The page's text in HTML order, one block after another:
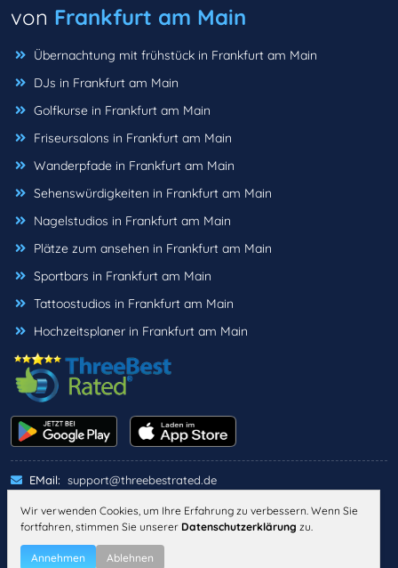
von Frankfurt am Main
Übernachtung mit frühstück in Frankfurt am Main
DJs in Frankfurt am Main
Golfkurse in Frankfurt am Main
Friseursalons in Frankfurt am Main
Wanderpfade in Frankfurt am Main
Sehenswürdigkeiten in Frankfurt am Main
Nagelstudios in Frankfurt am Main
Plätze zum ansehen in Frankfurt am Main
Sportbars in Frankfurt am Main
Tattoostudios in Frankfurt am Main
Hochzeitsplaner in Frankfurt am Main
EMail: support@threebestrated.de
IMPRESSUM
DATENSCHUTZ
Wir verwenden Cookies, um Ihre Erfahrung zu verbessern. Wenn Sie
fortfahren, stimmen Sie unserer Datenschutzerklärung zu.
Annehmen Ablehnen